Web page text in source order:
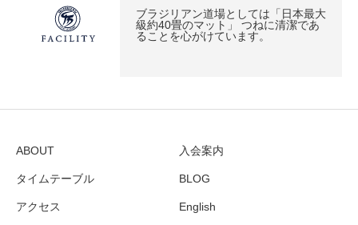
ブラジリアン道場としては「日本最大
級約40畳のマット」 つねに清潔であ
ることを心がけています。
ABOUT 入会案内
タイムテーブル BLOG
アクセス English